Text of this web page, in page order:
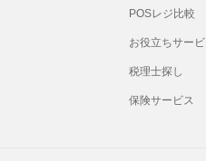
POSレジ比較
お役立ちサー
税理士探し
保険サービス